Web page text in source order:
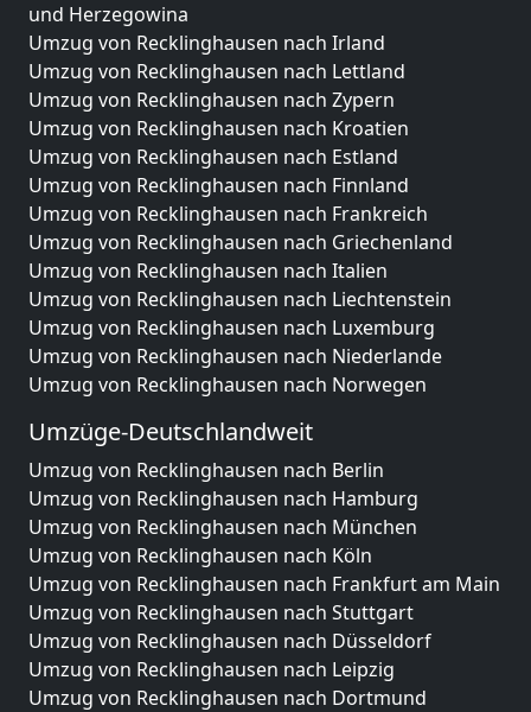
und Herzegowina
Umzug von Recklinghausen nach Irland
Umzug von Recklinghausen nach Lettland
Umzug von Recklinghausen nach Zypern
Umzug von Recklinghausen nach Kroatien
Umzug von Recklinghausen nach Estland
Umzug von Recklinghausen nach Finnland
Umzug von Recklinghausen nach Frankreich
Umzug von Recklinghausen nach Griechenland
Umzug von Recklinghausen nach Italien
Umzug von Recklinghausen nach Liechtenstein
Umzug von Recklinghausen nach Luxemburg
Umzug von Recklinghausen nach Niederlande
Umzug von Recklinghausen nach Norwegen
Umzüge-Deutschlandweit
Umzug von Recklinghausen nach Berlin
Umzug von Recklinghausen nach Hamburg
Umzug von Recklinghausen nach München
Umzug von Recklinghausen nach Köln
Umzug von Recklinghausen nach Frankfurt am Main
Umzug von Recklinghausen nach Stuttgart
Umzug von Recklinghausen nach Düsseldorf
Umzug von Recklinghausen nach Leipzig
Umzug von Recklinghausen nach Dortmund